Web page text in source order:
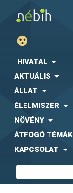
HIVATAL
AKTUÁLIS
ÁLLAT
ÉLELMISZER
NÖVÉNY
ÁTFOGÓ TÉMÁK
KAPCSOLAT